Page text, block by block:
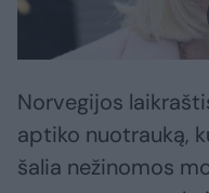
Norvegijos
aptiko nuotrauką,
šalia nežinomos